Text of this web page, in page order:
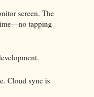
screen. The
tapping
Cloud sync is